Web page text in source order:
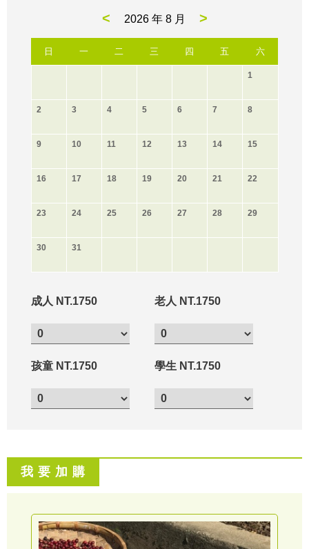
< 2026 年 8 月 >
日 一 二 三 四 五 六
1
2 3 4 5 6 7 8
9 10 11 12 13 14 15
16 17 18 19 20 21 22
23 24 25 26 27 28 29
30 31
成人 NT.1750 老人 NT.1750
孩童 NT.1750 學生 NT.1750
我 要 加 購